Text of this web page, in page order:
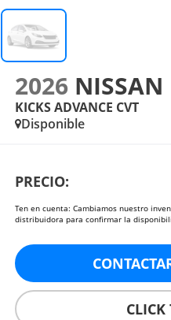
2026 NISSAN
KICKS ADVANCE CVT
Disponible
PRECIO:
Ten en cuenta: Cambiamos nuestro
distribuidora para confirmar la
CLICK